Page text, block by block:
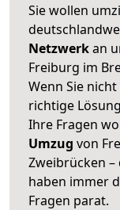
Sie wollen
Netzwerkan
Freiburg im
Wenn Sie
richtige
Ihre Fragen
Umzug von
Zweibrücken –
haben immer
Fragen parat.